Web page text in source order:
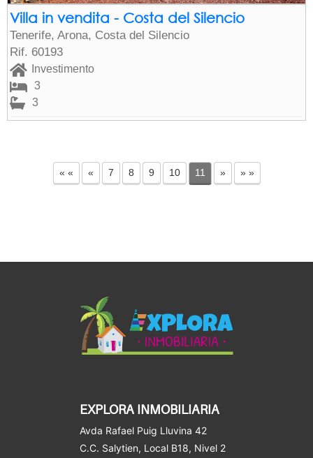
Villa in vendita - Costa del Silencio
Tenerife, Arona, Costa del Silencio
Rif. 60193
Investimento
3
3
« « « 7 8 9 10 11 » » »
EXPLORA INMOBILIARIA
Avda Rafael Puig Lluvina 42
C.C. Salytien, Local B18, Nivel 2